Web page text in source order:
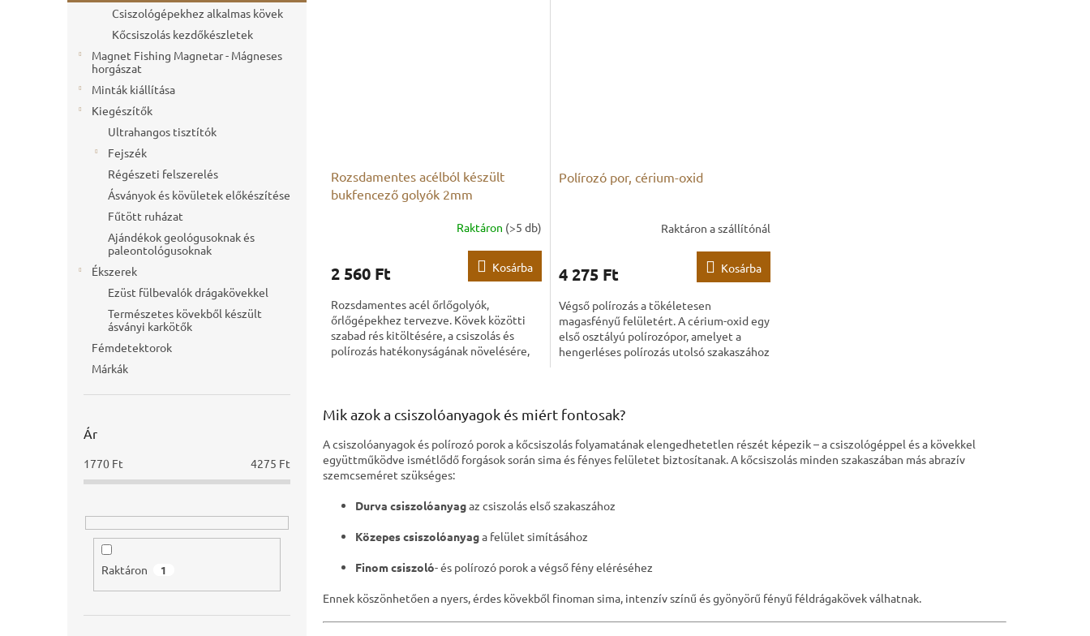
Csiszológépekhez alkalmas kövek
Kőcsiszolás kezdőkészletek
Magnet Fishing Magnetar - Mágneses
horgászat
Minták kiállítása
Kiegészítők
Ultrahangos tisztítók
Fejszék
Régészeti felszerelés
Ásványok és kövületek előkészítése
Fűtött ruházat
Ajándékok geológusoknak és
paleontológusoknak
Ékszerek
Ezüst fülbevalók drágakövekkel
Természetes kövekből készült
ásványi karkötők
Fémdetektorok
Márkák
Ár
1770 Ft 4275 Ft
Raktáron 1
Rozsdamentes acélból készült
bukfencező golyók 2mm
Raktáron (>5 db)
2 560 Ft Kosárba
Rozsdamentes acél őrlőgolyók,
őrlőgépekhez tervezve. Kövek közötti
szabad rés kitöltésére, a csiszolás és
polírozás hatékonyságának növelésére,
Polírozó por, cérium-oxid
Raktáron a szállítónál
4 275 Ft Kosárba
Végső polírozás a tökéletesen
magasfényű felületért. A cérium-oxid egy
első osztályú polírozópor, amelyet a
hengerléses polírozás utolsó szakaszához
a
i
e
l
Mik azok a csiszolóanyagok és miért fontosak?
A csiszolóanyagok és polírozó porok a kőcsiszolás folyamatának elengedhetetlen részét képezik – a csiszológéppel és a kövekkel
együttműködve ismétlődő forgások során sima és fényes felületet biztosítanak. A kőcsiszolás minden szakaszában más abrazív
szemcseméret szükséges:
Durva csiszolóanyagaz csiszolás első szakaszához
Közepes csiszolóanyaga felület simításához
Finom csiszoló- és polírozó porok a végső fény eléréséhez
Ennek köszönhetően a nyers, érdes kövekből finoman sima, intenzív színű és gyönyörű fényű féldrágakövek válhatnak.